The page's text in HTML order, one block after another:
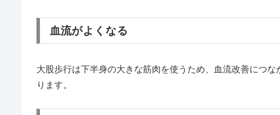
血流がよくなる
大股歩行は下半身の大きな筋肉を使うため、血流改善につ
ります。